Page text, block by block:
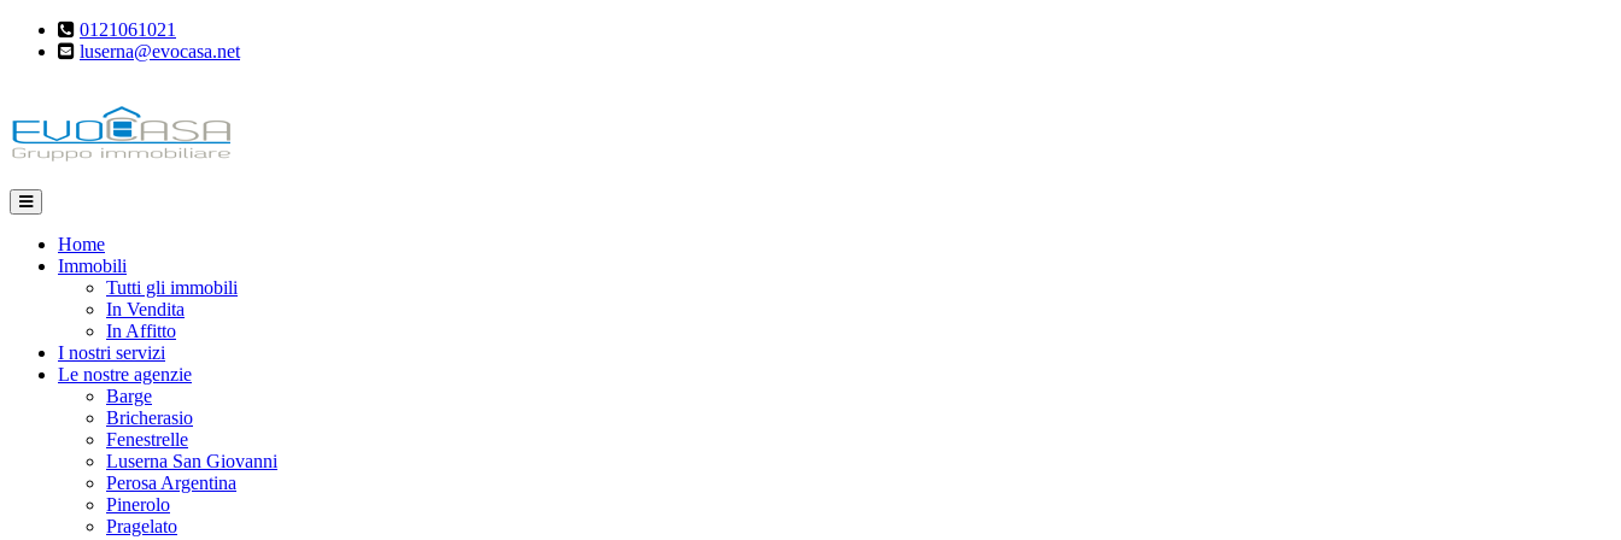
0121061021
luserna@evocasa.net
Home
Immobili
Tutti gli immobili
In Vendita
In Affitto
I nostri servizi
Le nostre agenzie
Barge
Bricherasio
Fenestrelle
Luserna San Giovanni
Perosa Argentina
Pinerolo
Pragelato